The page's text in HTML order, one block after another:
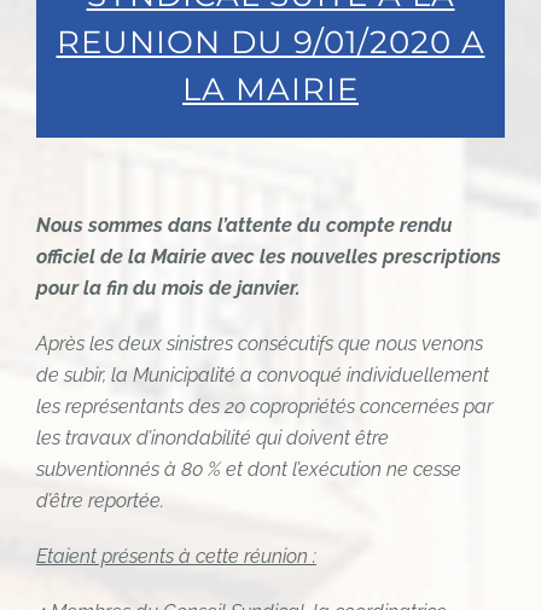
REUNION DU 9/01/2020 A
LA MAIRIE
Nous sommes dans l’attente du compte rendu
officiel de la Mairie avec les nouvelles prescriptions
pour la fin du mois de janvier.
Après les deux sinistres consécutifs que nous venons
de subir, la Municipalité a convoqué individuellement
les représentants des 20 copropriétés concernées par
les travaux d’inondabilité qui doivent être
subventionnés à 80 % et dont l’exécution ne cesse
d’être reportée.
Etaient présents à cette réunion :